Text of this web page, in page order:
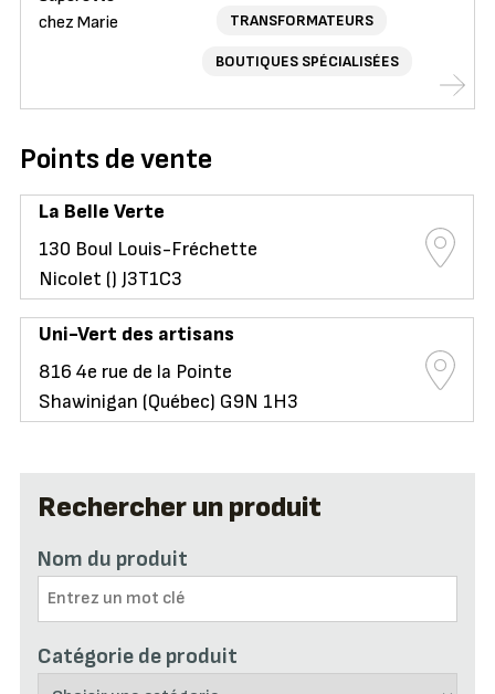
Rechercher un produit
Nom du produit
Catégorie de produit
TRANSFORMATEURS
BOUTIQUES SPÉCIALISÉES
Points de vente
La Belle Verte
130 Boul Louis-Fréchette
Nicolet () J3T1C3
Uni-Vert des artisans
816 4e rue de la Pointe
Shawinigan (Québec) G9N 1H3